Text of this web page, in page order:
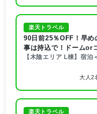
楽天トラベル
90日前25％OFF！早め
事は持込で！ドームor
【木陰エリア L棟】宿
大人2
楽天トラベル